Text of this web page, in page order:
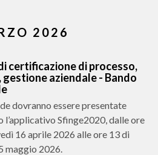
2026
certificazione di processo,
gestione aziendale - Bando
dovranno essere presentate
l’applicativo Sfinge2020, dalle ore
16 aprile 2026 alle ore 13 di
maggio 2026.